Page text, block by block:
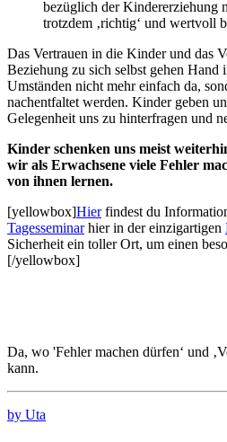
bezüglich der Kindererziehung
trotzdem ‚richtig‘ und wertvoll
Das Vertrauen in die Kinder und das
Beziehung zu sich selbst gehen Hand
Umständen nicht mehr einfach da,
nachentfaltet werden. Kinder geben
Gelegenheit uns zu hinterfragen und
Kinder schenken uns meist
wir als Erwachsene viele Fehler
von ihnen lernen.
[yellowbox]Hierfindest du
Tagesseminarhier in der einzigartigen
Sicherheit ein toller Ort, um einen
[/yellowbox]
Da, wo 'Fehler machen dürfen‘ und
kann.
by Uta